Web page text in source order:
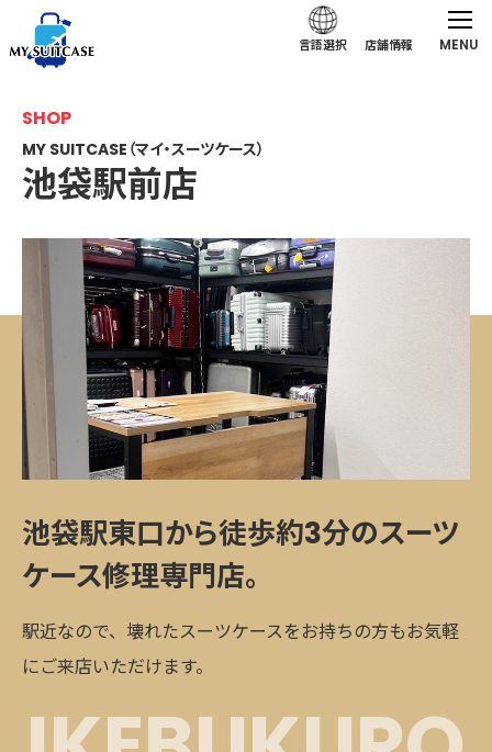
店舗情報
言語選択 MENU
池袋駅前店｜MY SUITCASE（マイ・スーツケース）
SHOP
MY SUITCASE（マイ・スーツケース）
池袋駅前店
池袋駅東口から徒歩約3分のスーツ
ケース修理専門店。
駅近なので、壊れたスーツケースをお持ちの方もお気軽
にご来店いただけます。